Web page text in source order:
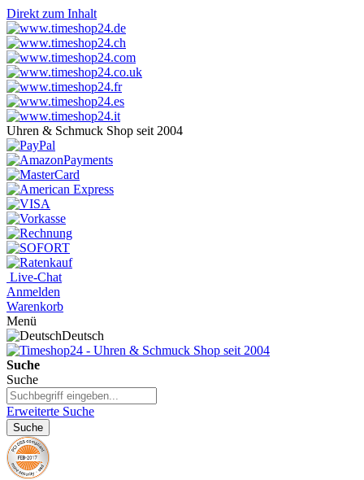
Direkt zum Inhalt
Uhren & Schmuck Shop seit 2004
Live-Chat
Anmelden
Warenkorb
Menü
Deutsch
Suche
Suche
Erweiterte Suche
Suche